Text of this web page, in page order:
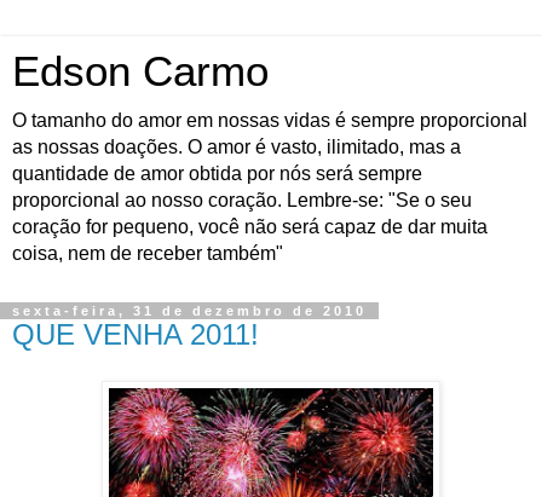
Edson Carmo
O tamanho do amor em nossas vidas é sempre proporcional
as nossas doações. O amor é vasto, ilimitado, mas a
quantidade de amor obtida por nós será sempre
proporcional ao nosso coração. Lembre-se: "Se o seu
coração for pequeno, você não será capaz de dar muita
coisa, nem de receber também"
sexta-feira, 31 de dezembro de 2010
QUE VENHA 2011!